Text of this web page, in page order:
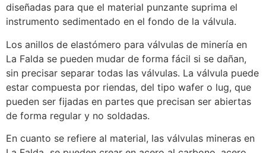
diseñadas para que el material punzante suprima el
instrumento sedimentado en el fondo de la válvula.
Los anillos de elastómero para válvulas de minería en
La Falda se pueden mudar de forma fácil si se dañan,
sin precisar separar todas las válvulas. La válvula puede
estar compuesta por riendas, del tipo wafer o lug, que
pueden ser fijadas en partes que precisan ser abiertas
de forma regular y no soldadas.
En cuanto se refiere al material, las válvulas mineras en